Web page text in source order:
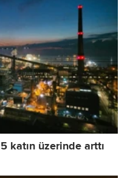
katın üzerinde arttı